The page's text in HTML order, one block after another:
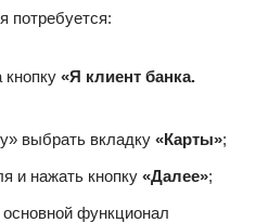
потребуется:
кнопку «Я клиент банка.
выбрать вкладку «Карты»;
и нажать кнопку «Далее»;
основной функционал